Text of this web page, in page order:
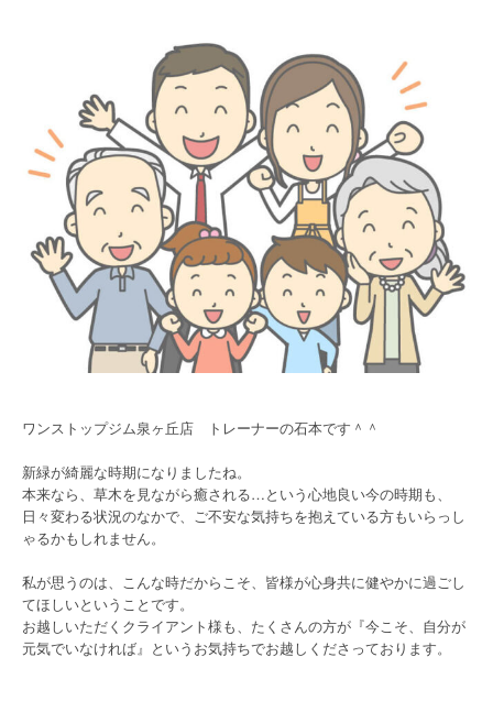
ワンストップジム泉ヶ丘店 トレーナーの石本です＾＾
新緑が綺麗な時期になりましたね。
本来なら、草木を見ながら癒される…という心地良い今の時期も、
日々変わる状況のなかで、ご不安な気持ちを抱えている方もいらっし
ゃるかもしれません。
私が思うのは、こんな時だからこそ、皆様が心身共に健やかに過ごし
てほしいということです。
お越しいただくクライアント様も、たくさんの方が『今こそ、自分が
元気でいなければ』というお気持ちでお越しくださっております。